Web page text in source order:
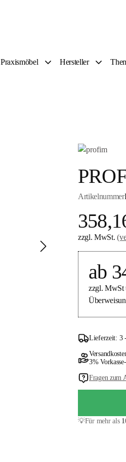
Praxismöbel Hersteller
Artikelnummer
zzgl. MwSt.
ab
zzgl. MwSt
Lieferzeit: 3
3%
Fragen zum
💡Für mehr als